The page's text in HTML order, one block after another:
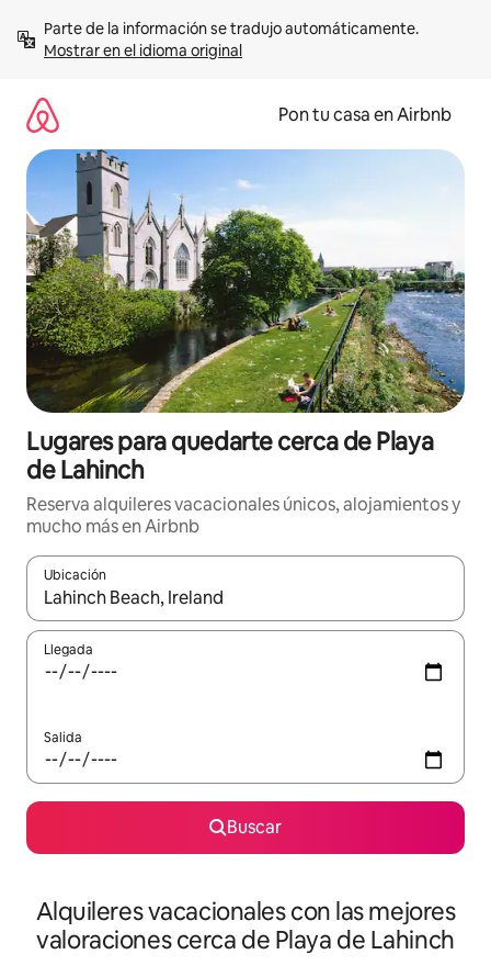
contenidoMostrar en el idioma original
Pon tu casa en Airbnb
Lugares para quedarte cerca de Playa
de Lahinch
Reserva alquileres vacacionales únicos, alojamientos y
mucho más en Airbnb
Ubicación
Cuando los resultados estén disponibles, navega con las
Llegada
Salida
Buscar
Alquileres vacacionales con las mejores
valoraciones cerca de Playa de Lahinch